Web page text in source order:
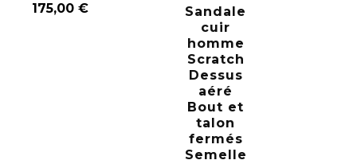
175,00€
Sandale
cuir
homme
Scratch
Dessus
aéré
Bout et
talon
fermés
Semelle